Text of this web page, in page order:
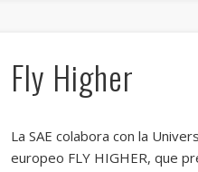
Fly Higher
La SAE colabora con la
europeo FLY HIGHER, que